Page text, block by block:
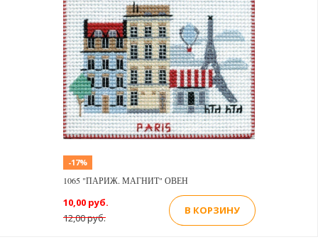
-17%
1065 "ПАРИЖ. МАГНИТ" ОВЕН
12,00 руб.
10,00 руб.
В КОРЗИНУ